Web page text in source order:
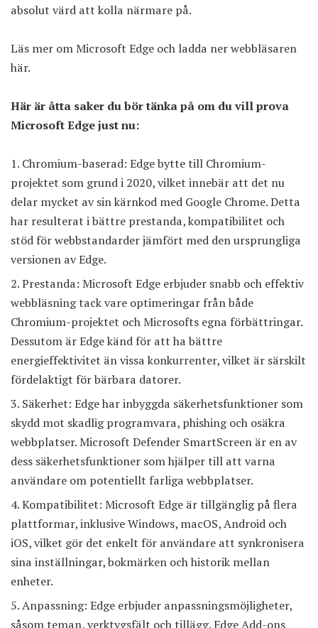
absolut värd att kolla närmare på.
Läs mer om Microsoft Edge och ladda ner webbläsaren
här.
Här är åtta saker du bör tänka på om du vill prova
Microsoft Edge just nu:
Chromium-baserad: Edge bytte till Chromium-
projektet som grund i 2020, vilket innebär att det nu
delar mycket av sin kärnkod med Google Chrome. Detta
har resulterat i bättre prestanda, kompatibilitet och
stöd för webbstandarder jämfört med den ursprungliga
versionen av Edge.
Prestanda: Microsoft Edge erbjuder snabb och effektiv
webbläsning tack vare optimeringar från både
Chromium-projektet och Microsofts egna förbättringar.
Dessutom är Edge känd för att ha bättre
energieffektivitet än vissa konkurrenter, vilket är särskilt
fördelaktigt för bärbara datorer.
Säkerhet: Edge har inbyggda säkerhetsfunktioner som
skydd mot skadlig programvara, phishing och osäkra
webbplatser. Microsoft Defender SmartScreen är en av
dess säkerhetsfunktioner som hjälper till att varna
användare om potentiellt farliga webbplatser.
Kompatibilitet: Microsoft Edge är tillgänglig på flera
plattformar, inklusive Windows, macOS, Android och
iOS, vilket gör det enkelt för användare att synkronisera
sina inställningar, bokmärken och historik mellan
enheter.
Anpassning: Edge erbjuder anpassningsmöjligheter,
såsom teman, verktygsfält och tillägg. Edge Add-ons